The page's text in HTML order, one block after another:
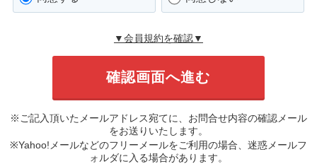
▼会員規約を確認▼
※ご記入頂いたメールアドレス宛てに、お問合せ内容の確認メール
をお送りいたします。
※Yahoo!メールなどのフリーメールをご利用の場合、迷惑メールフ
ォルダに入る場合があります。